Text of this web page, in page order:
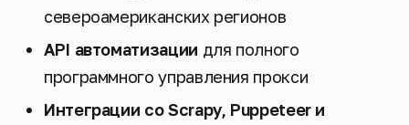
североамериканских регионов
API автоматизации для полного
программного управления прокси
Интеграции со Scrapy, Puppeteer и